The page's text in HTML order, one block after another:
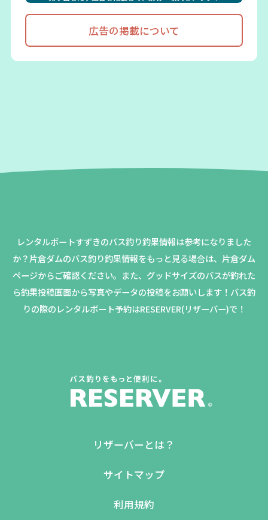
広告の掲載について
レンタルボートすずきのバス釣り釣果情報は参考になりました
か？片倉ダムのバス釣り釣果情報をもっと見る場合は、片倉ダム
ページからご確認ください。 また、グッドサイズのバスが釣れた
ら釣果投稿画面から写真やデータの投稿をお願いします！バス釣
りの際のレンタルボート予約はRESERVER(リザーバー)で！
リザーバーとは？
サイトマップ
利用規約